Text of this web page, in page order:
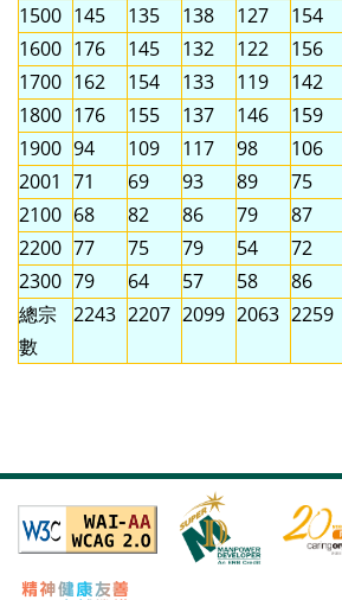
1500 145 135 138 127 154
1600 176 145 132 122 156
1700 162 154 133 119 142
1800 176 155 137 146 159
1900 94 109 117 98 106
2001 71 69 93 89 75
2100 68 82 86 79 87
2200 77 75 79 54 72
2300 79 64 57 58 86
總宗
數
2243 2207 2099 2063 2259